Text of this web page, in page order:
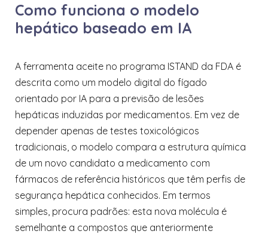
Como funciona o modelo
hepático baseado em IA
A ferramenta aceite no programa ISTAND da FDA é
descrita como um modelo digital do fígado
orientado por IA para a previsão de lesões
hepáticas induzidas por medicamentos. Em vez de
depender apenas de testes toxicológicos
tradicionais, o modelo compara a estrutura química
de um novo candidato a medicamento com
fármacos de referência históricos que têm perfis de
segurança hepática conhecidos. Em termos
simples, procura padrões: esta nova molécula é
semelhante a compostos que anteriormente